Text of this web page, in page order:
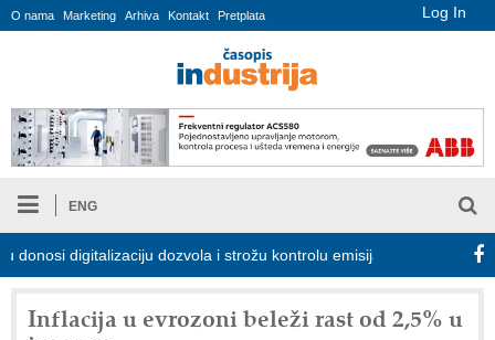
Log In
O nama Marketing Arhiva Kontakt Pretplata
ENG
digitalizaciju dozvola i strožu kontrolu emisija Proizvodnja
Inflacija u evrozoni beleži rast od 2,5% u